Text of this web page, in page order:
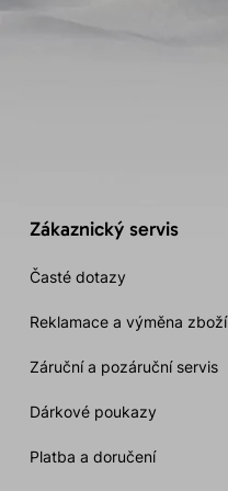
Zákaznický servis
Časté dotazy
Reklamace a výměna zboží
Záruční a pozáruční servis
Dárkové poukazy
Platba a doručení